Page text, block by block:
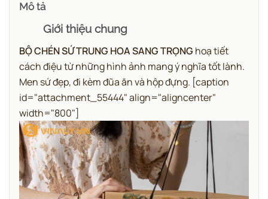
Mô tả
Giới thiệu chung
BỘ CHÉN SỨ TRUNG HOA SANG TRỌNG hoạ tiết
cách điệu từ những hình ảnh mang ý nghĩa tốt lành.
Men sứ đẹp, đi kèm đũa ăn và hộp đựng. [caption
id="attachment_55444" align="aligncenter"
width="800"]